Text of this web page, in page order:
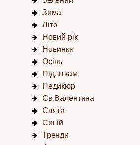
Зима
Літо
Новий рік
Новинки
Осінь
Підліткам
Педикюр
Св.Валентина
Свята
Синій
Тренди